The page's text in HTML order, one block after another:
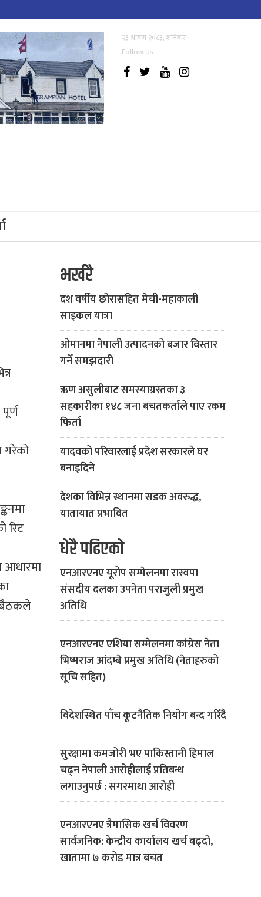
२३ श्रावण २०८३, शनिबार
Follow Us
गरेको
रिट
आधारमा
बैठकले
भर्खरै
दश वर्षीय छोरासहित मेची-महाकाली
साइकल यात्रा
ओमानमा नेपाली उत्पादनको बजार विस्तार
गर्ने समझदारी
ऋण असुलीबाट समस्याग्रस्तका ३
सहकारीका १४८ जना बचतकर्ताले पाए रकम
फिर्ता
यादवको परिवारलाई प्रदेश सरकारले घर
बनाइदिने
देशका विभिन्न स्थानमा सडक अवरुद्ध,
यातायात प्रभावित
धेरै पढिएको
एनआरएनए यूरोप सम्मेलनमा रास्वपा
संसदीय दलका उपनेता पराजुली प्रमुख
अतिथि
एनआरएनए एशिया सम्मेलनमा कांग्रेस नेता
भिष्मराज आंदम्बे प्रमुख अतिथि (नेताहरुको
सूचि सहित)
विदेशस्थित पाँच कूटनैतिक नियोग बन्द गरिँदै
सुरक्षामा कमजोरी भए पाकिस्तानी हिमाल
चढ्न नेपाली आरोहीलाई प्रतिबन्ध
लगाउनुपर्छ : सगरमाथा आरोही
एनआरएनए त्रैमासिक खर्च विवरण
सार्वजनिक: केन्द्रीय कार्यालय खर्च बढ्दो,
खातामा ७ करोड मात्र बचत